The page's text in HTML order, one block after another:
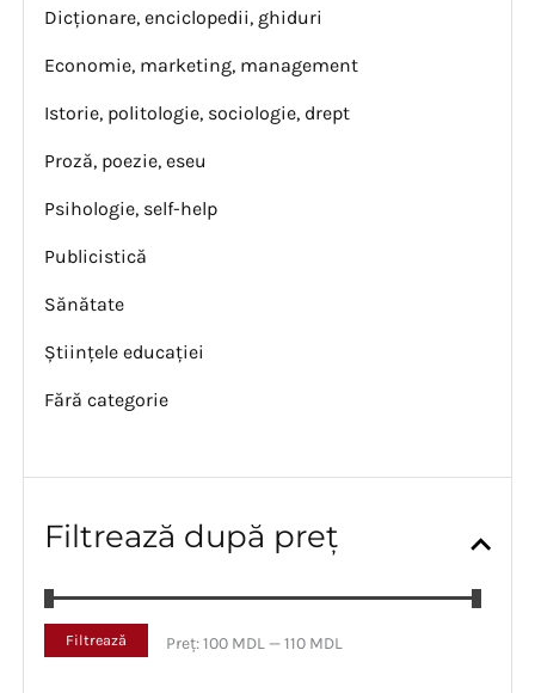
Dicționare, enciclopedii, ghiduri
Economie, marketing, management
Istorie, politologie, sociologie, drept
Proză, poezie, eseu
Psihologie, self-help
Publicistică
Sănătate
Științele educației
Fără categorie
Filtrează după preț
Filtrează Preț:100 MDL —110 MDL